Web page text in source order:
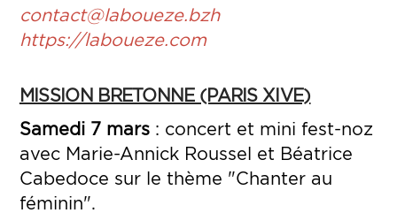
contact@laboueze.bzh
https://laboueze.com
MISSION BRETONNE (PARIS XIVE)
Samedi 7 mars: concert et mini fest-noz
avec Marie-Annick Roussel et Béatrice
Cabedoce sur le thème "Chanter au
féminin".